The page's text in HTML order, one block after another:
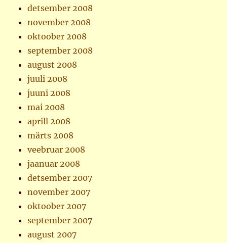
detsember 2008
november 2008
oktoober 2008
september 2008
august 2008
juuli 2008
juuni 2008
mai 2008
aprill 2008
märts 2008
veebruar 2008
jaanuar 2008
detsember 2007
november 2007
oktoober 2007
september 2007
august 2007